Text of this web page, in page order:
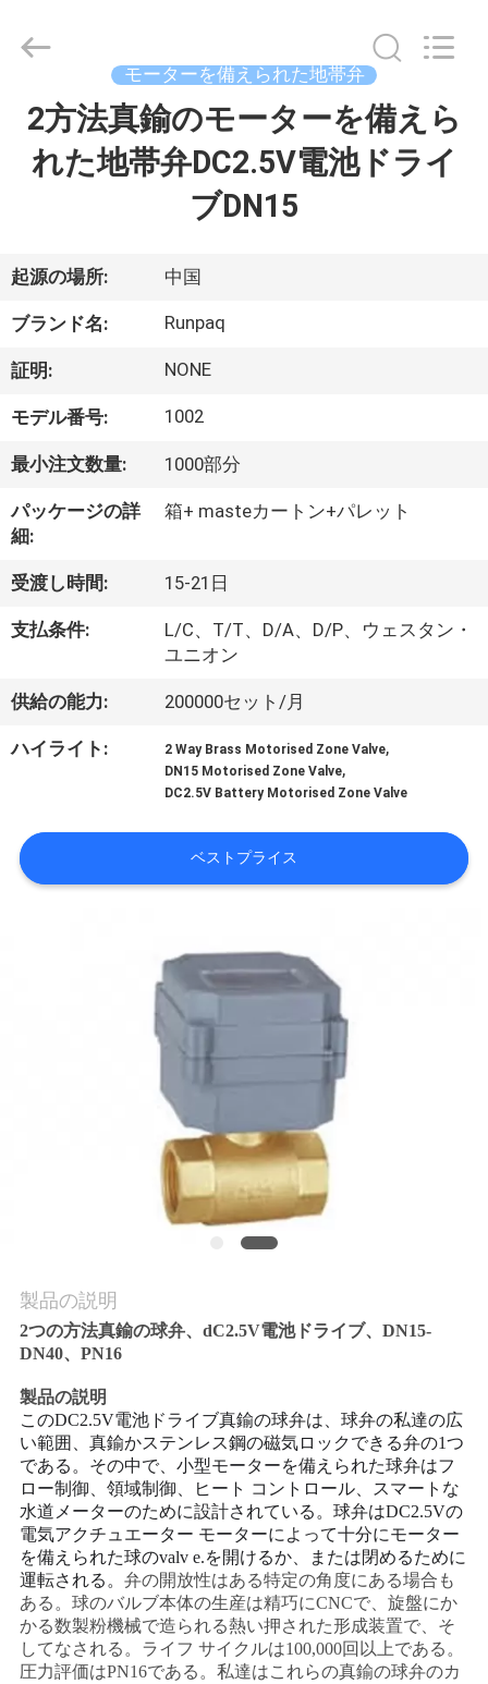
家
ダ
ク
ト
私
に
つ
い
工
旅
行
連
絡
し
な
さ
い
ニ
ュ
ー
2026
Shanghai
Reserved.
モーターを備えられた地帯弁
2方法真鍮のモーターを備えら
れた地帯弁DC2.5V電池ドライ
ブDN15
起源の場所: 中国
ブランド名: Runpaq
証明: NONE
モデル番号: 1002
最小注文数量: 1000部分
パッケージの詳
細:
箱+ masteカートン+パレット
受渡し時間: 15-21日
支払条件:
L/C、T/T、D/A、D/P、ウェスタン・
ユニオン
供給の能力: 200000セット/月
ハイライト: 2 Way Brass Motorised Zone Valve,
DN15 Motorised Zone Valve,
DC2.5V Battery Motorised Zone Valve
ベストプライス
製品の説明
2つの方法真鍮の球弁、dC2.5V電池ドライブ、DN15-
DN40、PN16
製品の説明
このDC2.5V電池ドライブ真鍮の球弁は、球弁の私達の広
い範囲、真鍮かステンレス鋼の磁気ロックできる弁の1つ
である。その中で、小型モーターを備えられた球弁はフ
ロー制御、領域制御、ヒート コントロール、スマートな
水道メーターのために設計されている。球弁はDC2.5Vの
電気アクチュエーター モーターによって十分にモーター
を備えられた球のvalv e.を開けるか、または閉めるために
運転される。 弁の開放性はある特定の角度にある場合も
ある。球のバルブ本体の生産は精巧にCNCで、旋盤にか
かる数製粉機械で造られる熱い押された形成装置で、そ
してなされる。ライフ サイクルは100,000回以上である。
圧力評価はPN16である。私達はこれらの真鍮の球弁のカ